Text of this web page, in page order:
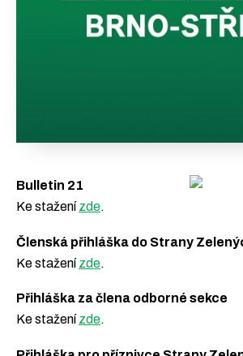
Bulletin 21
Ke staženízde.
Členská přihláška do Strany
Ke staženízde.
Přihláška za člena odborné sekce
Ke staženízde.